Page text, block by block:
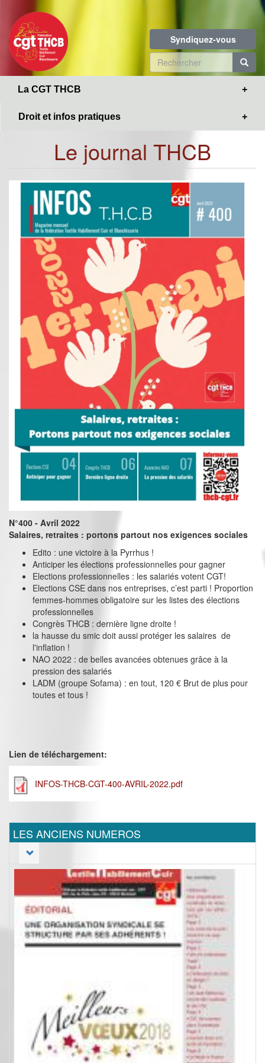
contenu
principal
Syndiquez-vous
Formulaire
de
La CGT THCB
Droit et infos pratiques
Le journal THCB
N°400 - Avril 2022
Salaires, retraites : portons partout nos exigences sociales
Edito : une victoire à la Pyrrhus !
Anticiper les élections professionnelles pour gagner
Elections professionnelles : les salariés votent CGT!
Elections CSE dans nos entreprises, c’est parti ! Proportion
femmes-hommes obligatoire sur les listes des élections
professionnelles
Congrès THCB : dernière ligne droite !
la hausse du smic doit aussi protéger les salaires de
l'inflation !
NAO 2022 : de belles avancées obtenues grâce à la
pression des salariés
LADM (groupe Sofama) : en tout, 120 € Brut de plus pour
toutes et tous !
Lien de téléchargement:
INFOS-THCB-CGT-400-AVRIL-2022.pdf
LES ANCIENS NUMEROS